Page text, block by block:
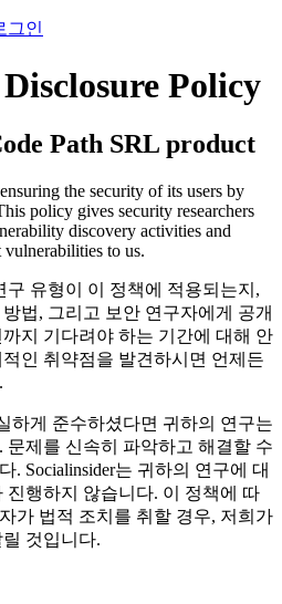
그인
Policy
Path SRL product
the security of its users by
policy gives security researchers
discovery activities and
to us.
유형이 이 정책에 적용되는지,
법, 그리고 보안 연구자에게 공개
지 기다려야 하는 기간에 대해 안
인 취약점을 발견하시면 언제든
하게 준수하셨다면 귀하의 연구는
문제를 신속히 파악하고 해결할 수
. Socialinsider는 귀하의 연구에 대
행하지 않습니다. 이 정책에 따
가 법적 조치를 취할 경우, 저희가
것입니다.